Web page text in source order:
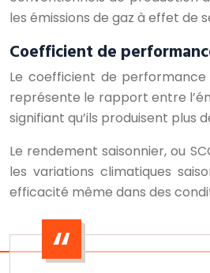
les émissions de gaz à effet de
Coefficient de
Le coefficient de
représente le rapport entre
signifiant qu’ils produisent plus
Le rendement saisonnier, ou
les variations climatiques
efficacité même dans des